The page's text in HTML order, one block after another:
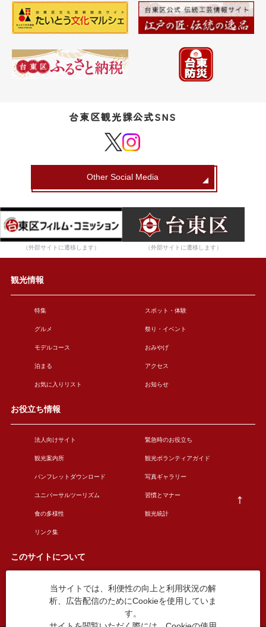
台東区観光課公式SNS
Other Social Media
（外部サイトに遷移します） （外部サイトに遷移します）
観光情報
特集 スポット・体験
グルメ 祭り・イベント
モデルコース おみやげ
泊まる アクセス
お気に入りリスト お知らせ
お役立ち情報
法人向けサイト 緊急時のお役立ち
観光案内所 観光ボランティアガイド
パンフレットダウンロード 写真ギャラリー
ユニバーサルツーリズム 習慣とマナー
食の多様性 観光統計
リンク集
このサイトについて
このサイトについて 広告掲載について
お問い合わせ
当サイトでは、利便性の向上と利用状況の解
析、広告配信のためにCookieを使用していま
す。